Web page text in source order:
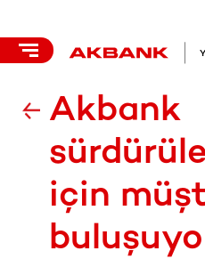
Akbank
için